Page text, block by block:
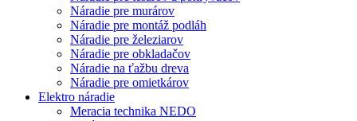
Náradie pre murárov
Náradie pre montáž podláh
Náradie pre železiarov
Náradie pre obkladačov
Náradie na ťažbu dreva
Náradie pre omietkárov
Elektro náradie
Meracia technika NEDO